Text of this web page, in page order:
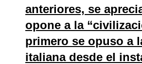
anteriores, se
opone a la
primero se opuso a
italiana desde el